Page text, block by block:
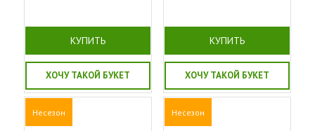
КУПИТЬ
ХОЧУ ТАКОЙ БУКЕТ
КУПИТЬ
ХОЧУ ТАКОЙ БУКЕТ
Несезон Несезон